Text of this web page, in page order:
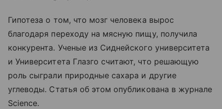
Гипотеза о том, что мозг человека вырос
благодаря переходу на мясную пищу, получила
конкурента. Ученые из Сиднейского университета
и Университета Глазго считают, что решающую
роль сыграли природные сахара и другие
углеводы. Статья об этом опубликована в журнале
Science.